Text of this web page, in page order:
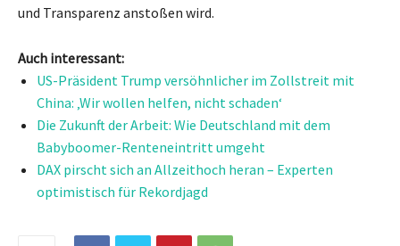
und Transparenz anstoßen wird.
Auch interessant:
US-Präsident Trump versöhnlicher im Zollstreit mit
China: ‚Wir wollen helfen, nicht schaden‘
Die Zukunft der Arbeit: Wie Deutschland mit dem
Babyboomer-Renteneintritt umgeht
DAX pirscht sich an Allzeithoch heran – Experten
optimistisch für Rekordjagd